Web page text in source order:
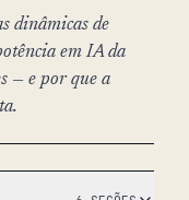
dinâmicas de
em IA da
— e por que a